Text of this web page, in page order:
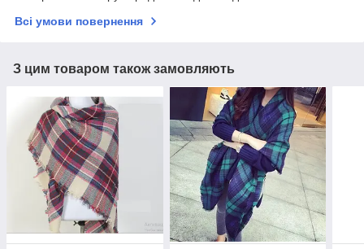
Всі умови повернення
З цим товаром також замовляють